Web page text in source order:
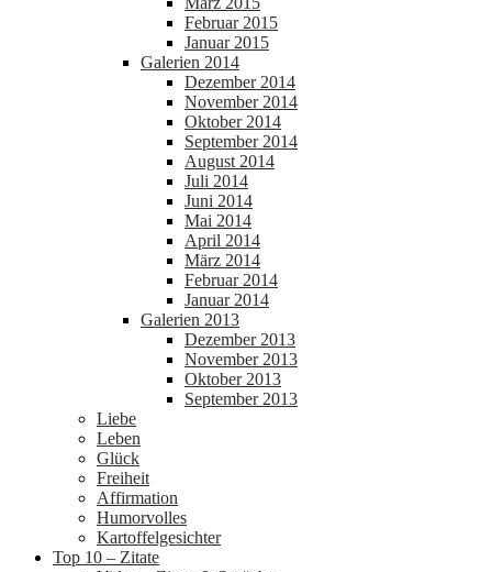
Februar 2015
Januar 2015
Galerien 2014
Dezember 2014
November 2014
Oktober 2014
September 2014
August 2014
Juli 2014
Juni 2014
Mai 2014
April 2014
März 2014
Februar 2014
Januar 2014
Galerien 2013
Dezember 2013
November 2013
Oktober 2013
September 2013
Liebe
Leben
Glück
Freiheit
Affirmation
Humorvolles
Kartoffelgesichter
Top 10 – Zitate